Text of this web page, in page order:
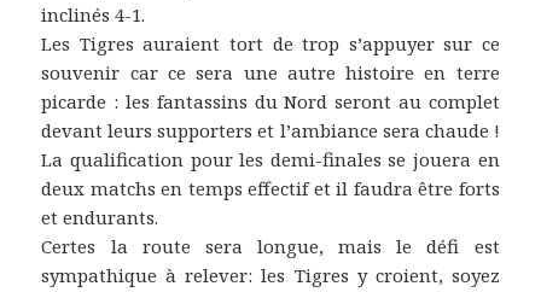
inclinés 4-1.
Les Tigres auraient tort de trop s’appuyer sur ce
souvenir car ce sera une autre histoire en terre
picarde : les fantassins du Nord seront au complet
devant leurs supporters et l’ambiance sera chaude !
La qualification pour les demi-finales se jouera en
deux matchs en temps effectif et il faudra être forts
et endurants.
Certes la route sera longue, mais le défi est
sympathique à relever: les Tigres y croient, soyez